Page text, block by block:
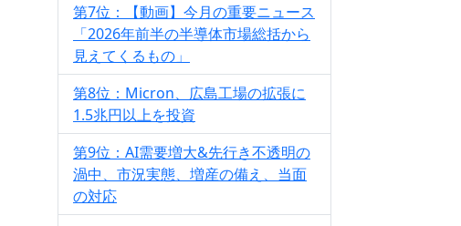
第7位：【動画】今月の重要ニュース
「2026年前半の半導体市場総括から
見えてくるもの」
第8位：Micron、広島工場の拡張に
1.5兆円以上を投資
第9位：AI需要増大&先行き不透明の
渦中、市況実態、増産の備え、当面
の対応